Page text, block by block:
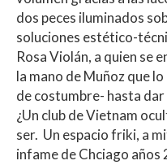
dos peces iluminados
soluciones estético-
Rosa Violán, a quien se
la mano de Muñoz que
de costumbre- hasta dar
¿Un club de Vietnam
ser. Un espacio friki, a
infame de Chciago años